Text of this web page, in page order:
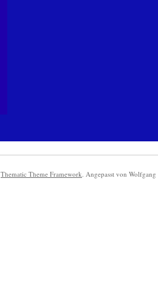
Thematic Theme Framework. Angepasst von